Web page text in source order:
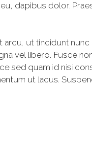
dapibus dolor.
ut tincidunt nunc
vel libero. Fusce
sed quam id nisi
ut lacus.